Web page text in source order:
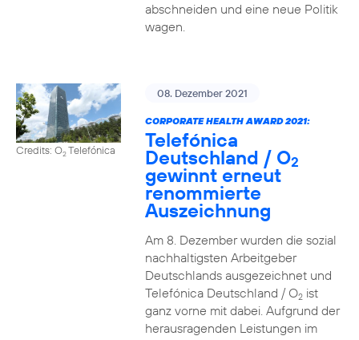
abschneiden und eine neue Politik
wagen.
Credits: O2Telefónica
08. Dezember 2021
CORPORATE HEALTH AWARD 2021:
Telefónica
Deutschland / O2
gewinnt erneut
renommierte
Auszeichnung
Am 8. Dezember wurden die sozial
nachhaltigsten Arbeitgeber
Deutschlands ausgezeichnet und
Telefónica Deutschland / O2ist
ganz vorne mit dabei. Aufgrund der
herausragenden Leistungen im